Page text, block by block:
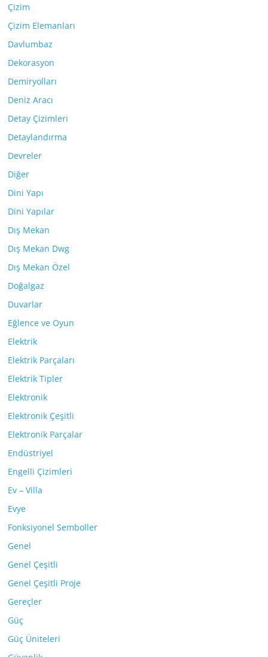
Çizim
Çizim Elemanları
Davlumbaz
Dekorasyon
Demiryolları
Deniz Aracı
Detay Çizimleri
Detaylandırma
Devreler
Diğer
Dini Yapı
Dini Yapılar
Dış Mekan
Dış Mekan Dwg
Dış Mekan Özel
Doğalgaz
Duvarlar
Eğlence ve Oyun
Elektrik
Elektrik Parçaları
Elektrik Tipler
Elektronik
Elektronik Çeşitli
Elektronik Parçalar
Endüstriyel
Engelli Çizimleri
Ev – Villa
Evye
Fonksiyonel Semboller
Genel
Genel Çeşitli
Genel Çeşitli Proje
Gereçler
Güç
Güç Üniteleri